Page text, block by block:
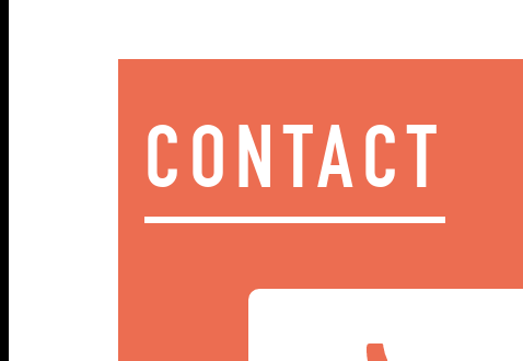
CONTACT